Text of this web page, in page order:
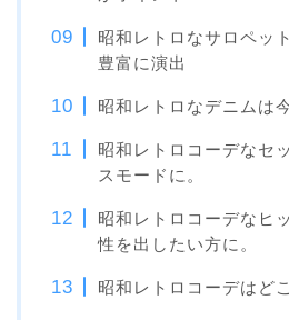
昭和レトロなサロペッ
豊富に演出
昭和レトロなデニムは
昭和レトロコーデなセ
スモードに。
昭和レトロコーデなヒ
性を出したい方に。
昭和レトロコーデはど